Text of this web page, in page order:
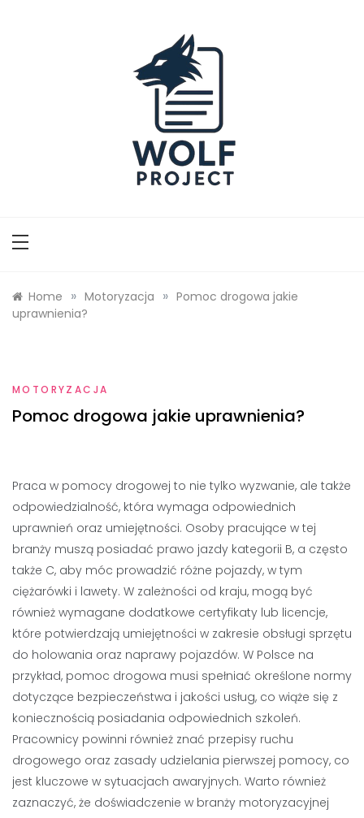
Home » Motoryzacja » Pomoc drogowa jakie
uprawnienia?
MOTORYZACJA
Pomoc drogowa jakie uprawnienia?
Praca w pomocy drogowej to nie tylko wyzwanie, ale także
odpowiedzialność, która wymaga odpowiednich
uprawnień oraz umiejętności. Osoby pracujące w tej
branży muszą posiadać prawo jazdy kategorii B, a często
także C, aby móc prowadzić różne pojazdy, w tym
ciężarówki i lawety. W zależności od kraju, mogą być
również wymagane dodatkowe certyfikaty lub licencje,
które potwierdzają umiejętności w zakresie obsługi sprzętu
do holowania oraz naprawy pojazdów. W Polsce na
przykład, pomoc drogowa musi spełniać określone normy
dotyczące bezpieczeństwa i jakości usług, co wiąże się z
koniecznością posiadania odpowiednich szkoleń.
Pracownicy powinni również znać przepisy ruchu
drogowego oraz zasady udzielania pierwszej pomocy, co
jest kluczowe w sytuacjach awaryjnych. Warto również
zaznaczyć, że doświadczenie w branży motoryzacyjnej